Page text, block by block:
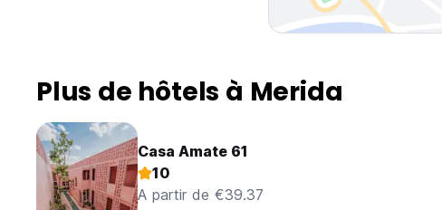
Plus de hôtels à Merida
Casa Amate 61
10
A partir de €39.37